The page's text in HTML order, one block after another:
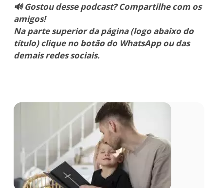
🔊 Gostou desse podcast? Compartilhe com os
amigos!
Na parte superior da página (logo abaixo do
título) clique no botão do WhatsApp ou das
demais redes sociais.